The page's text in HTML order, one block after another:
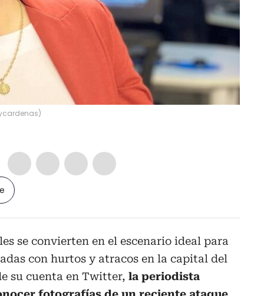
)
se convierten en el escenario ideal para
con hurtos y atracos en la capital del
su cuenta en Twitter, la periodista